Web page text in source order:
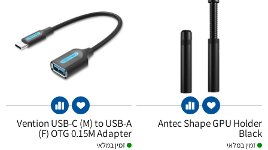
Antec Shape GPU Holder
Black
זמין במלאי
Vention USB-C (M) to USB-A
(F) OTG 0.15M Adapter
זמין במלאי